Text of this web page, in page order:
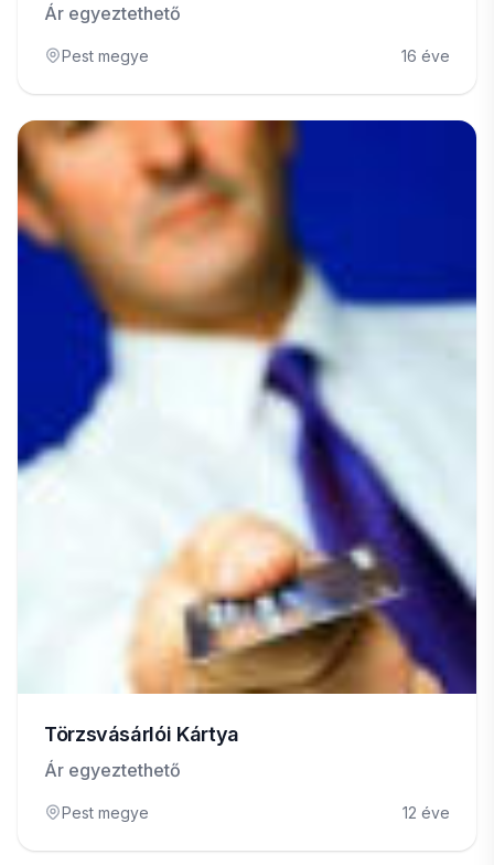
Ár egyeztethető
Pest megye 16 éve
Törzsvásárlói Kártya
Ár egyeztethető
Pest megye 12 éve